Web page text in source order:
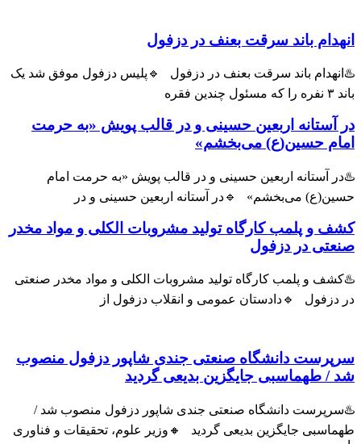
باند سرقت بعنف در دزفول
باند سرقت بعنف در دزفول 🔹پلیس دزفول موفق شد یک
فقره
آستانه اربعین حسینی و در قالب پویش «به حرمت
حسین(ع) می‌بخشم»
آستانه اربعین حسینی و در قالب پویش «به حرمت امام
می‌بخشم» 🔹در آستانه اربعین حسینی و در
و پلمب کارگاه تولید مشروبات الکلی و مواد مخدر
در دزفول
و پلمب کارگاه تولید مشروبات الکلی و مواد مخدر صنعتی
دزفول 🔹دادستان عمومی و انقلاب دزفول از
دانشگاه صنعتی جندی شاپور دزفول منصوب
/ طهماسبی جایگزین بدیعی گردید
دانشگاه صنعتی جندی شاپور دزفول منصوب شد /
جایگزین بدیعی گردید 🔸وزیر علوم، تحقیقات و فناوری